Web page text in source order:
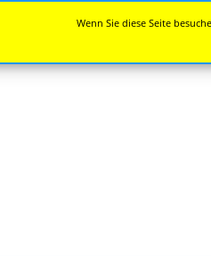
Wenn Sie diese Seite